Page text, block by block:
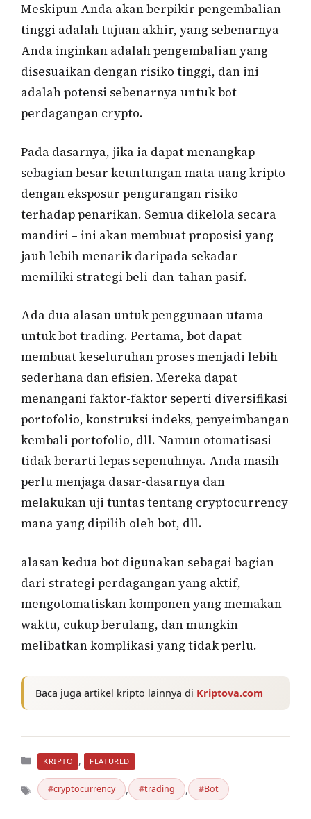
Meskipun Anda akan berpikir pengembalian
tinggi adalah tujuan akhir, yang sebenarnya
Anda inginkan adalah pengembalian yang
disesuaikan dengan risiko tinggi, dan ini
adalah potensi sebenarnya untuk bot
perdagangan crypto.
Pada dasarnya, jika ia dapat menangkap
sebagian besar keuntungan mata uang kripto
dengan eksposur pengurangan risiko
terhadap penarikan. Semua dikelola secara
mandiri – ini akan membuat proposisi yang
jauh lebih menarik daripada sekadar
memiliki strategi beli-dan-tahan pasif.
Ada dua alasan untuk penggunaan utama
untuk bot trading. Pertama, bot dapat
membuat keseluruhan proses menjadi lebih
sederhana dan efisien. Mereka dapat
menangani faktor-faktor seperti diversifikasi
portofolio, konstruksi indeks, penyeimbangan
kembali portofolio, dll. Namun otomatisasi
tidak berarti lepas sepenuhnya. Anda masih
perlu menjaga dasar-dasarnya dan
melakukan uji tuntas tentang cryptocurrency
mana yang dipilih oleh bot, dll.
alasan kedua bot digunakan sebagai bagian
dari strategi perdagangan yang aktif,
mengotomatiskan komponen yang memakan
waktu, cukup berulang, dan mungkin
melibatkan komplikasi yang tidak perlu.
Baca juga artikel kripto lainnya di Kriptova.com
Kategori
KRIPTO , FEATURED
Tag cryptocurrency , trading , Bot